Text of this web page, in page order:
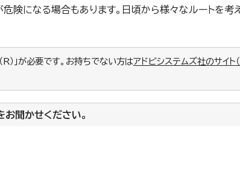
険になる場合もあります。日頃から様々なルートを考
）」が必要です。お持ちでない方はアドビシステムズ社のサイト
お聞かせください。